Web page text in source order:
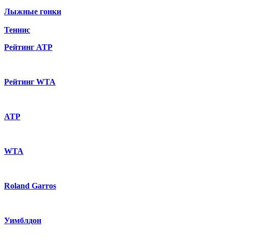
Лыжные гонки
Теннис
Рейтинг ATP
Рейтинг WTA
ATP
WTA
Roland Garros
Уимблдон